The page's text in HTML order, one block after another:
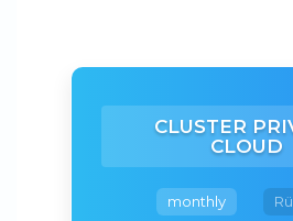
CLUSTER
CLOUD
monthly